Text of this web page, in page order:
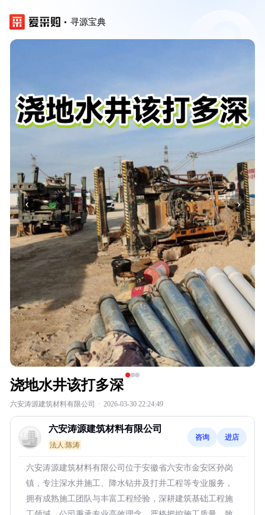
寻源宝典
‹ ›
浇地水井该打多深
六安涛源建筑材料有限公司 · 2026-03-30 22:24:49
六安涛源建筑材料有限公司
法人:陈涛
咨询 进店
六安涛源建筑材料有限公司位于安徽省六安市金安区孙岗
镇，专注深水井施工、降水钻井及打井工程等专业服务，
拥有成熟施工团队与丰富工程经验，深耕建筑基础工程施